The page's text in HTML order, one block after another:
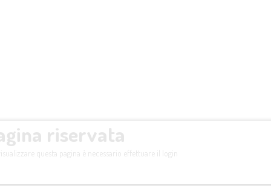
riservata
questa pagina è necessario effettuare il login